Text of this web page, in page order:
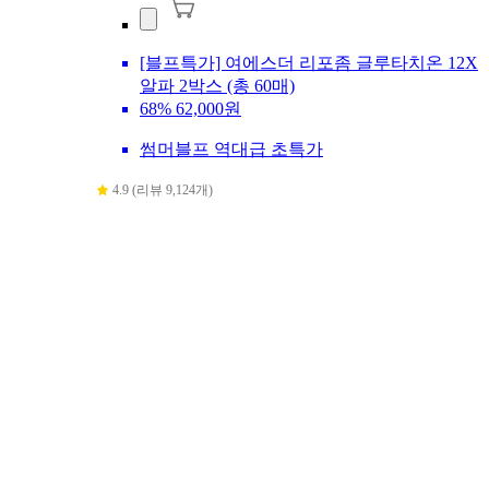
[블프특가] 여에스더 리포좀 글루타치온 12X
알파 2박스 (총 60매)
68% 62,000원
썸머블프 역대급 초특가
4.9 (리뷰 9,124개)